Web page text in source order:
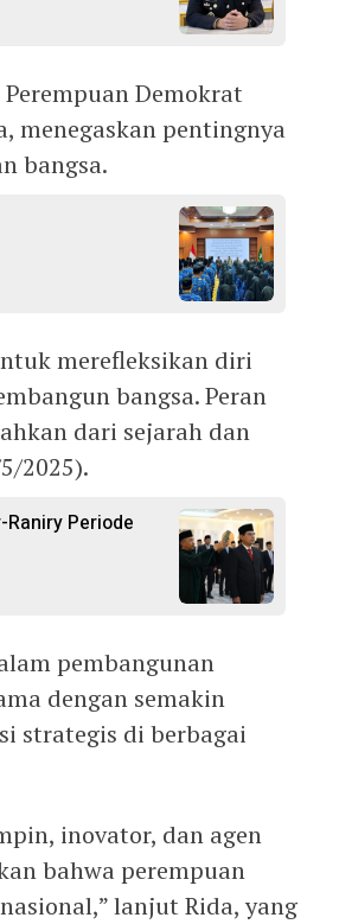
Demokrat
menegaskan pentingnya
bangsa.
merefleksikan diri
bangsa. Peran
dari sejarah dan
2025).
Periode
pembangunan
dengan semakin
strategis di berbagai
inovator, dan agen
bahwa perempuan
lanjut Rida, yang